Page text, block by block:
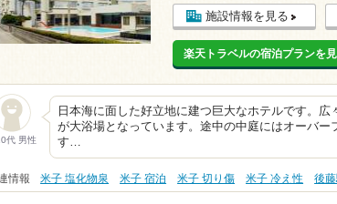
施設情報を見る
楽天トラベルの宿泊プランを
代 男性
日本海に面した好立地に建つ巨大なホテルです。
が大浴場となっています。途中の中庭にはオーバー
す…
情報 米子 塩化物泉 米子 宿泊 米子 切り傷 米子 冷え性 後